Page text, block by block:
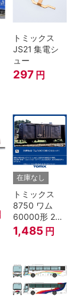
トミックス
JS21 集電シ
ュー
297 円
在庫なし
トミックス
8750 ワム
60000形 2両
セット Nゲー
ジ
1,485 円